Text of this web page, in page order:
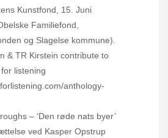
Kunstfond, 15. Juni
Familiefond,
og Slagelse kommune).
& TR Kirstein contribute to
listening
anthology-
– ‘Den røde nats byer’
ved Kasper Opstrup